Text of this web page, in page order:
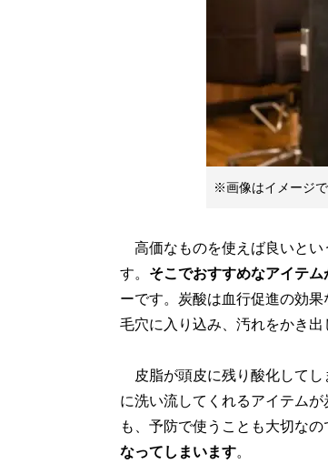
※画像はイメージで
高価なものを使えば良いとい
す。 そこでおすすめなアイテム
ーです。炭酸は血行促進の効
毛穴に入り込み、汚れをかき出
皮脂が頭皮に残り酸化してし
に洗い流してくれるアイテム
も、予防で使うことも大切なの
なってしまいます。